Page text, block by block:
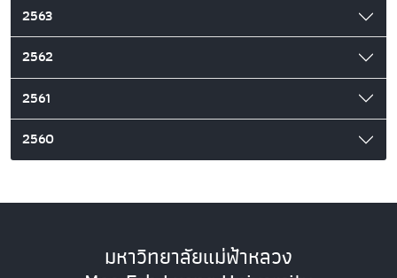
2563
2562
2561
2560
มหาวิทยาลัยแม่ฟ้าหลวง